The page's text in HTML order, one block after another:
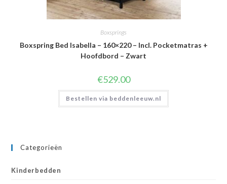
Boxsprings
Boxspring Bed Isabella – 160×220 – Incl. Pocketmatras +
Hoofdbord – Zwart
€529.00
Bestellen via beddenleeuw.nl
Categorieën
Kinderbedden